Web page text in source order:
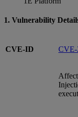
1. Vulnerability
CVE-ID CVE-